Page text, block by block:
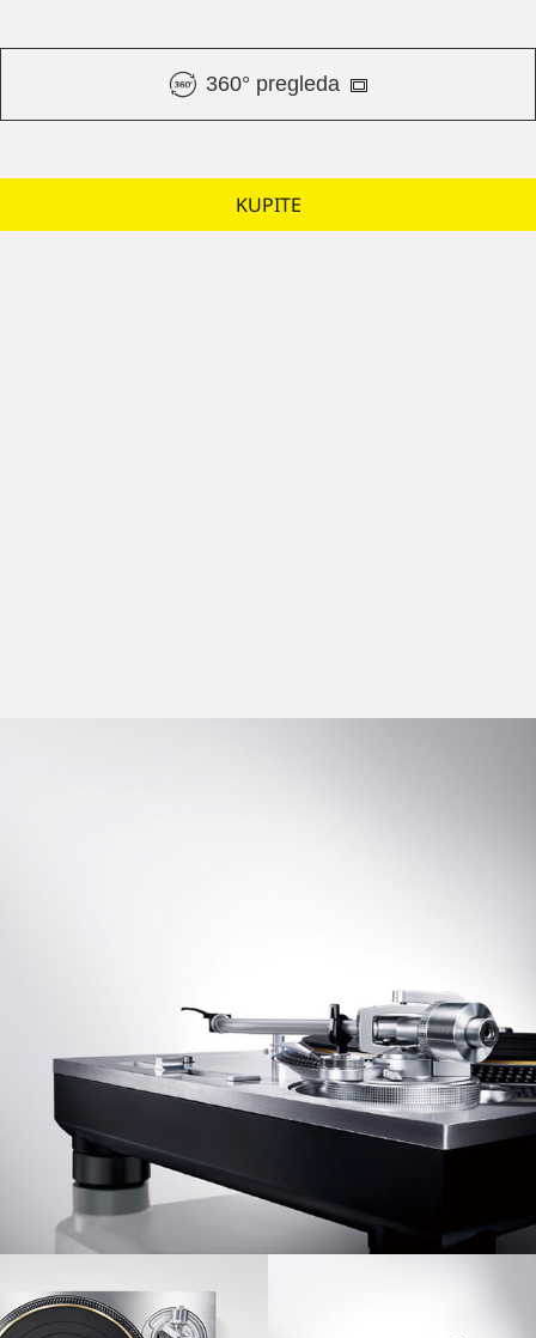
360° pregleda
KUPITE